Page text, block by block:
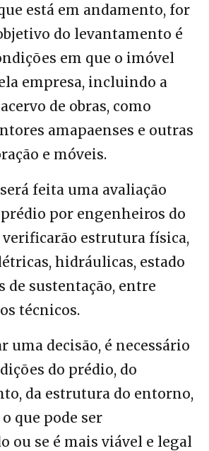
está em andamento, for
do levantamento é
em que o imóvel
empresa, incluindo a
de obras, como
amapaenses e outras
e móveis.
feita uma avaliação
por engenheiros do
verificarão estrutura física,
hidráulicas, estado
de sustentação, entre
técnicos.
uma decisão, é necessário
do prédio, do
da estrutura do entorno,
que pode ser
ou se é mais viável e legal